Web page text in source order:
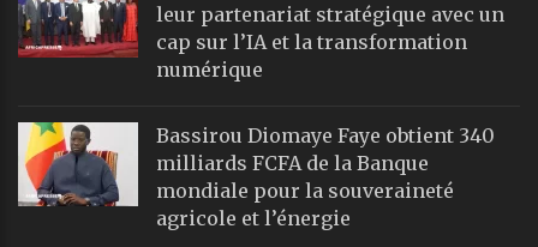
leur partenariat stratégique avec un
cap sur l’IA et la transformation
numérique
Bassirou Diomaye Faye obtient 340
milliards FCFA de la Banque
mondiale pour la souveraineté
agricole et l’énergie